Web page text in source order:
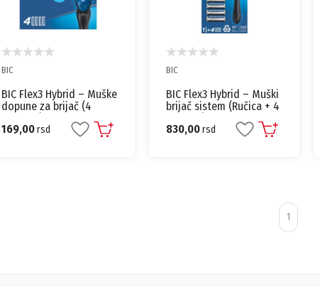
BIC
BIC Flex3 Hybrid – Muške
dopune za brijač (4
169,00rsd
BIC
BIC Flex3 Hybrid – Muški
brijač sistem (Ručica + 4
830,00rsd
1